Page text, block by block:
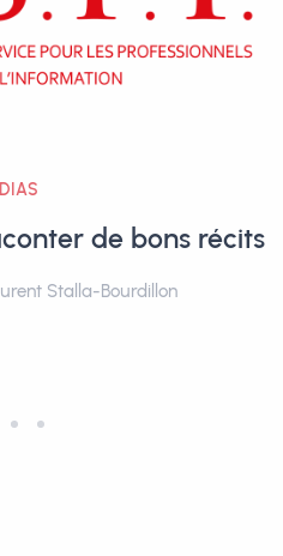
de bons récits
Stalla-Bourdillon